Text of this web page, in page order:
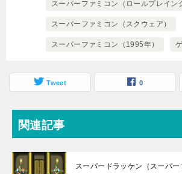
スーパーファミコン（ロールプレイン
スーパーファミコン（スクウェア）
スーパーファミコン（1995年）
Tweet 0
関連記事
スーパードラッケン（スーパー